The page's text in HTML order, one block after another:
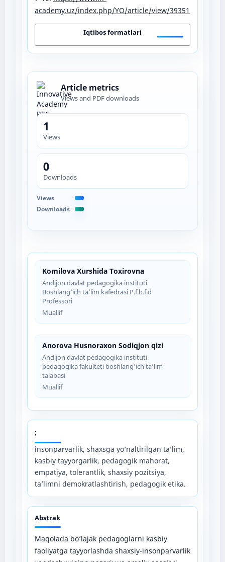
Komilova Xurshida Toxirovna
Andijon davlat pedagogika instituti
Boshlang’ich ta’lim kafedrasi P.f.b.f.d
Professori
Muallif
Anorova Husnoraxon Sodiqjon qizi
Andijon davlat pedagogika instituti
pedagogika fakulteti boshlang’ich ta’lim
talabasi
Muallif
;
insonparvarlik, shaxsga yo’naltirilgan ta’lim,
kasbiy tayyorgarlik, pedagogik mahorat,
empatiya, tolerantlik, shaxsiy pozitsiya,
ta’limni demokratlashtirish, pedagogik etika.
Abstrak
Maqolada bo’lajak pedagoglarni kasbiy
faoliyatga tayyorlashda shaxsiy-insonparvarlik
academy.uz/index.php/YO/article/view/39351
Iqtibos formatlari
Article metrics
Views and PDF downloads
1
Views
0
Downloads
Views
Downloads